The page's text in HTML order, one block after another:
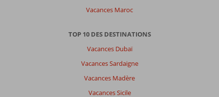
Vacances Maroc
TOP 10 DES DESTINATIONS
Vacances Dubaï
Vacances Sardaigne
Vacances Madère
Vacances Sicile